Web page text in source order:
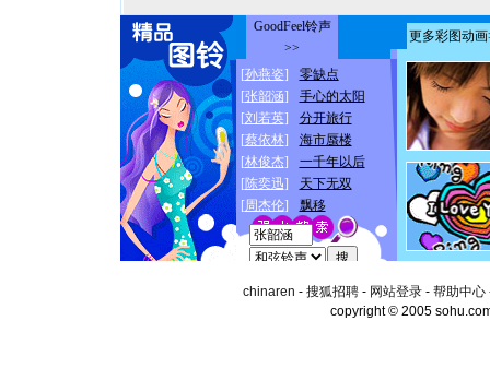
chinaren - 搜狐招聘- 网站登录- 帮助中心
copyright © 2005